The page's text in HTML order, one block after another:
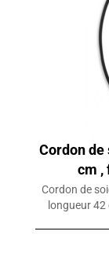
Cordon
cm ,
Cordon de
longueur